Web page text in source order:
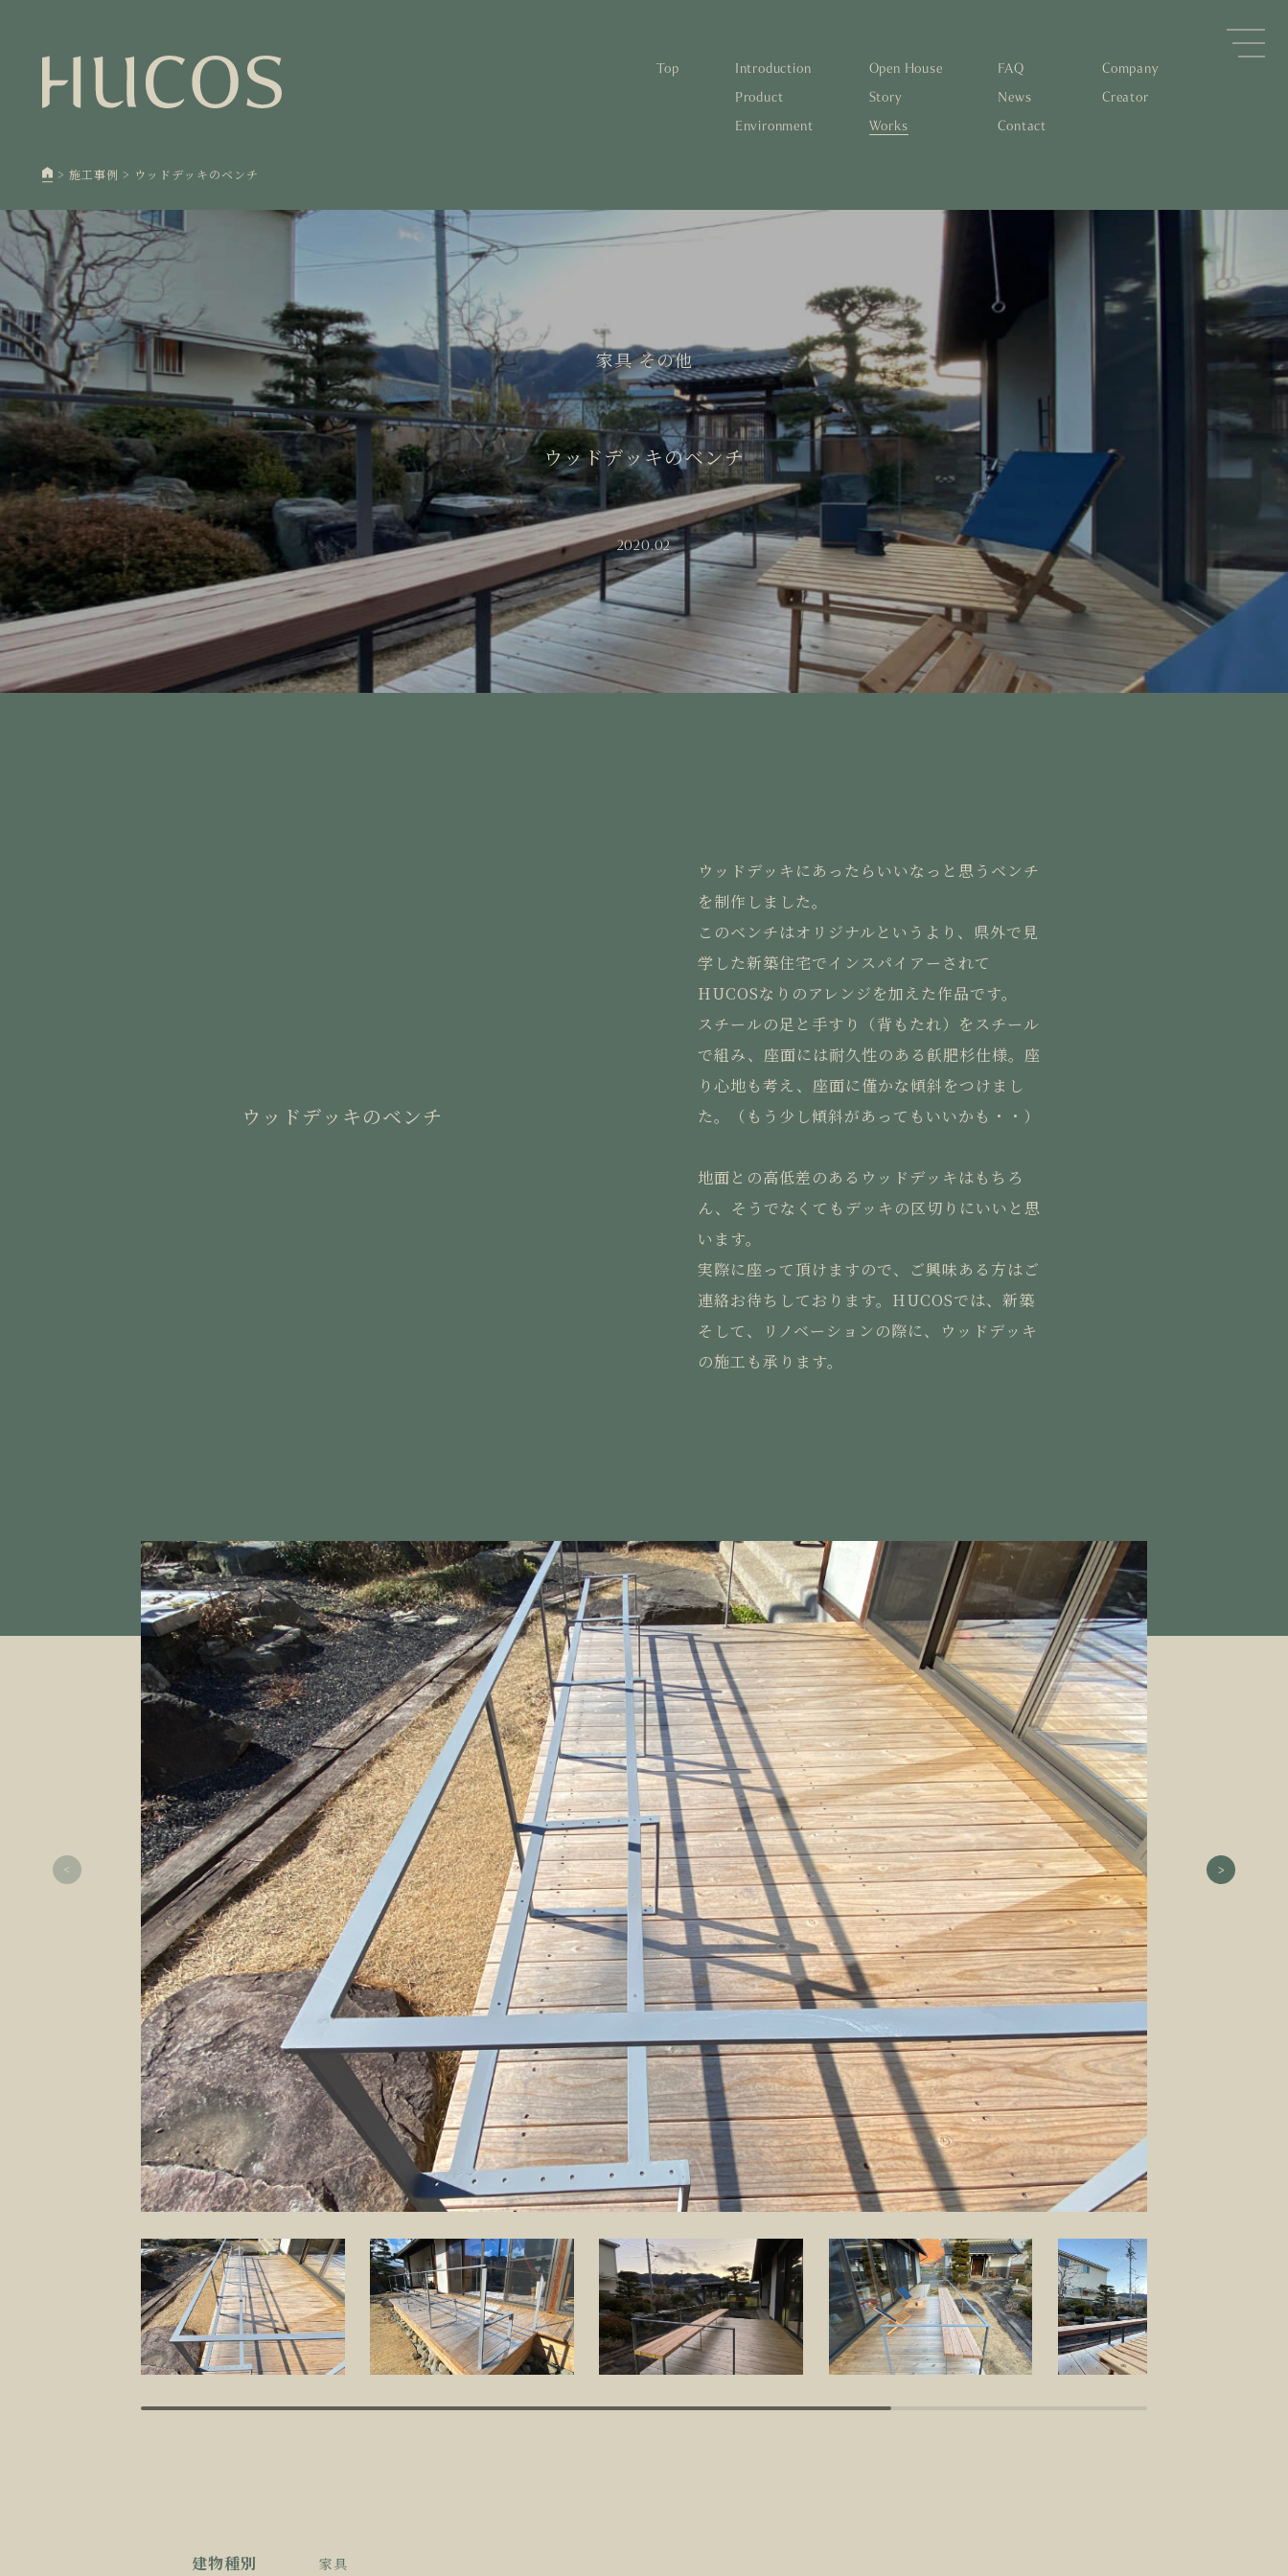
Top Introduction
欧州住宅の文化と日本の現在地
4 100年後も評価される住宅へ
5 空き家とリノベーション
Product
1 蓄熱するパッシブデザイン
自然素材の温もりと快適性を実現
活かすリノベーション
家づくりの流れ
Environment
Open House
Story
Works
FAQ
News
Contact
Company
Creator
4 100年後も評価される住宅へ
空き家とリノベーション
自然素材の温もりと快適性を実現
4 家づくりの流れ
> 施工事例 > ウッドデッキのベンチ
家具 その他
ウッドデッキのベンチ
2020.02
ウッドデッキのベンチ
ウッドデッキにあったらいいなっと思うベンチ
を制作しました。
このベンチはオリジナルというより、県外で見
学した新築住宅でインスパイアーされて
HUCOSなりのアレンジを加えた作品です。
スチールの足と手すり（背もたれ）をスチール
で組み、座面には耐久性のある飫肥杉仕様。座
り心地も考え、座面に僅かな傾斜をつけまし
た。（もう少し傾斜があってもいいかも・・）
地面との高低差のあるウッドデッキはもちろ
ん、そうでなくてもデッキの区切りにいいと思
います。
実際に座って頂けますので、ご興味ある方はご
連絡お待ちしております。HUCOSでは、新築
そして、リノベーションの際に、ウッドデッキ
の施工も承ります。
建物種別 家具